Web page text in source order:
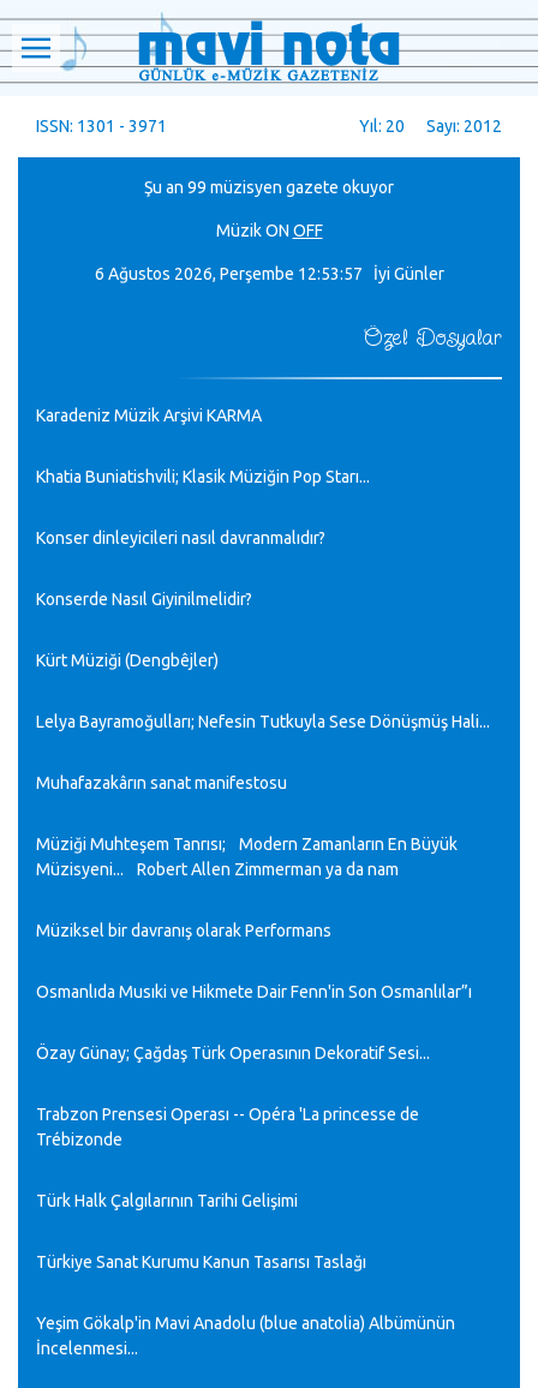
ISSN: 1301 - 3971 Yıl: 20 Sayı: 2012
Şu an 99 müzisyen gazete okuyor
MüzikON OFF
6 Ağustos 2026, Perşembe 12:53:57 İyi Günler
Özel Dosyalar
Karadeniz Müzik Arşivi KARMA
Khatia Buniatishvili; Klasik Müziğin Pop Starı...
Konser dinleyicileri nasıl davranmalıdır?
Konserde Nasıl Giyinilmelidir?
Kürt Müziği (Dengbêjler)
Lelya Bayramoğulları; Nefesin Tutkuyla Sese Dönüşmüş Hali...
Muhafazakârın sanat manifestosu
Müziği Muhteşem Tanrısı; Modern Zamanların En Büyük
Müzisyeni... Robert Allen Zimmerman ya da nam
Müziksel bir davranış olarak Performans
Osmanlıda Musıki ve Hikmete Dair Fenn'in Son Osmanlılar”ı
Özay Günay; Çağdaş Türk Operasının Dekoratif Sesi...
Trabzon Prensesi Operası -- Opéra 'La princesse de
Trébizonde
Türk Halk Çalgılarının Tarihi Gelişimi
Türkiye Sanat Kurumu Kanun Tasarısı Taslağı
Yeşim Gökalp'in Mavi Anadolu (blue anatolia) Albümünün
İncelenmesi...